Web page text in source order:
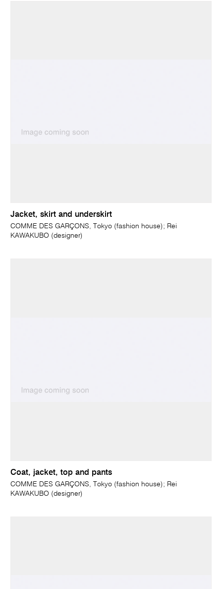
Jacket, skirt and underskirt
COMME DES GARÇONS, Tokyo (fashion house); Rei
KAWAKUBO (designer)
Coat, jacket, top and pants
COMME DES GARÇONS, Tokyo (fashion house); Rei
KAWAKUBO (designer)